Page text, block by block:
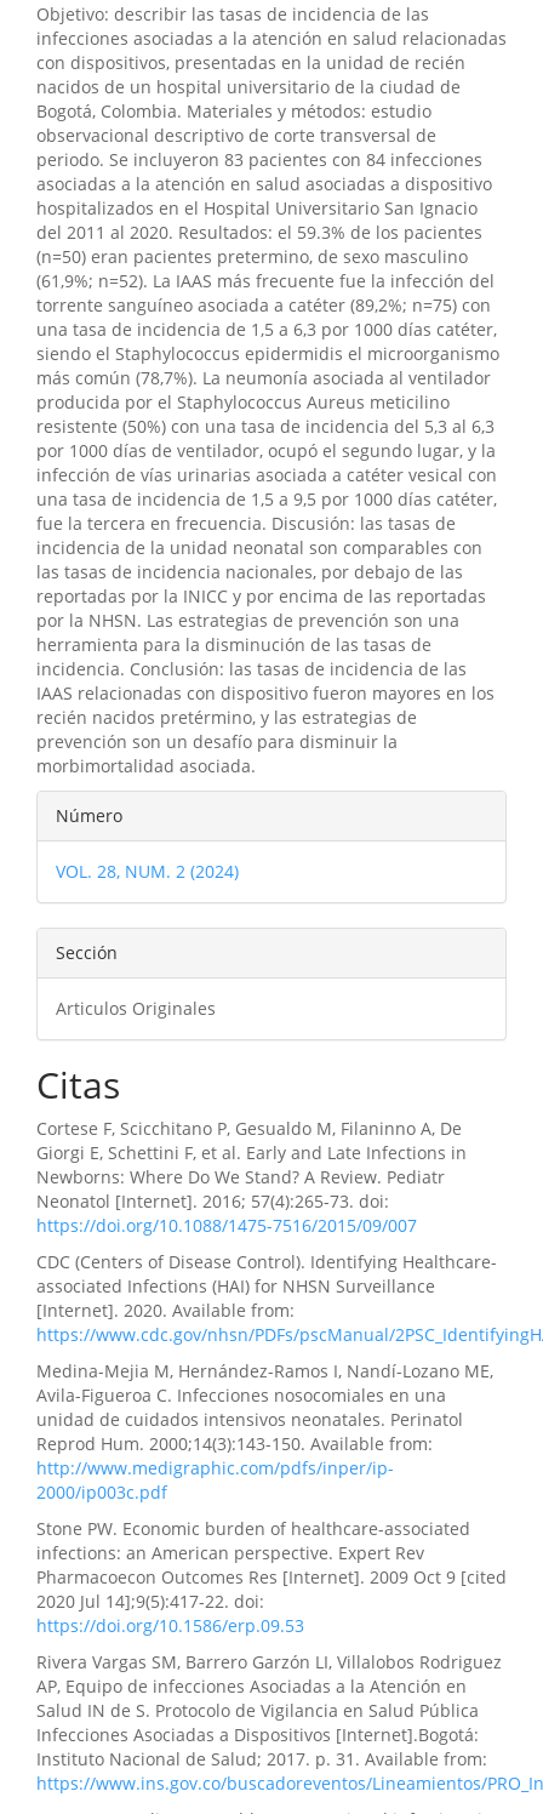
Objetivo: describir las tasas de incidencia de las
infecciones asociadas a la atención en salud relacionadas
con dispositivos, presentadas en la unidad de recién
nacidos de un hospital universitario de la ciudad de
Bogotá, Colombia. Materiales y métodos: estudio
observacional descriptivo de corte transversal de
periodo. Se incluyeron 83 pacientes con 84 infecciones
asociadas a la atención en salud asociadas a dispositivo
hospitalizados en el Hospital Universitario San Ignacio
del 2011 al 2020. Resultados: el 59.3% de los pacientes
(n=50) eran pacientes pretermino, de sexo masculino
(61,9%; n=52). La IAAS más frecuente fue la infección del
torrente sanguíneo asociada a catéter (89,2%; n=75) con
una tasa de incidencia de 1,5 a 6,3 por 1000 días catéter,
siendo el Staphylococcus epidermidis el microorganismo
más común (78,7%). La neumonía asociada al ventilador
producida por el Staphylococcus Aureus meticilino
resistente (50%) con una tasa de incidencia del 5,3 al 6,3
por 1000 días de ventilador, ocupó el segundo lugar, y la
infección de vías urinarias asociada a catéter vesical con
una tasa de incidencia de 1,5 a 9,5 por 1000 días catéter,
fue la tercera en frecuencia. Discusión: las tasas de
incidencia de la unidad neonatal son comparables con
las tasas de incidencia nacionales, por debajo de las
reportadas por la INICC y por encima de las reportadas
por la NHSN. Las estrategias de prevención son una
herramienta para la disminución de las tasas de
incidencia. Conclusión: las tasas de incidencia de las
IAAS relacionadas con dispositivo fueron mayores en los
recién nacidos pretérmino, y las estrategias de
prevención son un desafío para disminuir la
morbimortalidad asociada.
Detalles
del
artículo
Número
VOL. 28, NUM. 2 (2024)
Sección
Articulos Originales
Citas
Cortese F, Scicchitano P, Gesualdo M, Filaninno A, De
Giorgi E, Schettini F, et al. Early and Late Infections in
Newborns: Where Do We Stand? A Review. Pediatr
Neonatol [Internet]. 2016; 57(4):265-73. doi:
https://doi.org/10.1088/1475-7516/2015/09/007
CDC (Centers of Disease Control). Identifying Healthcare-
associated Infections (HAI) for NHSN Surveillance
[Internet]. 2020. Available from:
https://www.cdc.gov/nhsn/PDFs/pscManual/
Medina-Mejia M, Hernández-Ramos I, Nandí-Lozano ME,
Avila-Figueroa C. Infecciones nosocomiales en una
unidad de cuidados intensivos neonatales. Perinatol
Reprod Hum. 2000;14(3):143-150. Available from:
http://www.medigraphic.com/pdfs/inper/ip-
2000/ip003c.pdf
Stone PW. Economic burden of healthcare-associated
infections: an American perspective. Expert Rev
Pharmacoecon Outcomes Res [Internet]. 2009 Oct 9 [cited
2020 Jul 14];9(5):417-22. doi:
https://doi.org/10.1586/erp.09.53
Rivera Vargas SM, Barrero Garzón LI, Villalobos Rodriguez
AP, Equipo de infecciones Asociadas a la Atención en
Salud IN de S. Protocolo de Vigilancia en Salud Pública
Infecciones Asociadas a Dispositivos [Internet].Bogotá:
Instituto Nacional de Salud; 2017. p. 31. Available from:
https://www.ins.gov.co/buscadoreventos/Lineamientos/